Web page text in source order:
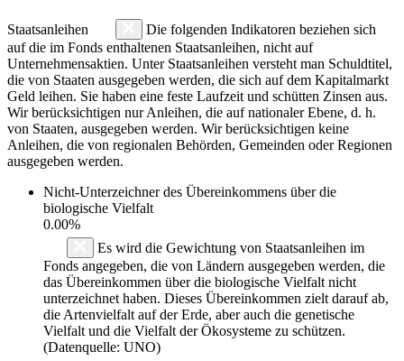
Staatsanleihen
Die folgenden Indikatoren beziehen sich
auf die im Fonds enthaltenen Staatsanleihen, nicht auf
Unternehmensaktien. Unter Staatsanleihen versteht man Schuldtitel,
die von Staaten ausgegeben werden, die sich auf dem Kapitalmarkt
Geld leihen. Sie haben eine feste Laufzeit und schütten Zinsen aus.
Wir berücksichtigen nur Anleihen, die auf nationaler Ebene, d. h.
von Staaten, ausgegeben werden. Wir berücksichtigen keine
Anleihen, die von regionalen Behörden, Gemeinden oder Regionen
ausgegeben werden.
Nicht-Unterzeichner des Übereinkommens über die
biologische Vielfalt
0.00%
Es wird die Gewichtung von Staatsanleihen im
Fonds angegeben, die von Ländern ausgegeben werden, die
das Übereinkommen über die biologische Vielfalt nicht
unterzeichnet haben. Dieses Übereinkommen zielt darauf ab,
die Artenvielfalt auf der Erde, aber auch die genetische
Vielfalt und die Vielfalt der Ökosysteme zu schützen.
(Datenquelle: UNO)